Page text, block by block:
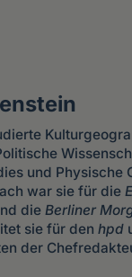
und Physische
war sie für die
die Berliner
sie für den hpd
der